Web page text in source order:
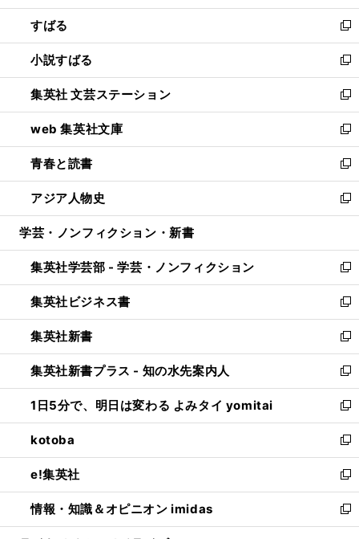
開
く
ウ
で
開
く
ン
ド
ウ
で
開
く
すばる
新
し
い
ウ
ィ
ン
ド
ウ
で
開
く
小説すばる
新
し
い
ウ
ィ
ン
ド
ウ
で
開
集英社 文芸ステーション
新
し
い
ウ
ィ
ン
ド
ウ
開
く
web 集英社文庫
新
し
い
ウ
ィ
ン
ウ
で
開
く
青春と読書
新
し
い
ウ
ン
ド
ウ
で
開
く
アジア人物史
新
し
ウ
ィ
ン
ド
ウ
で
開
く
学芸・ノンフィクション・新書
集英社学芸部 - 学芸・ノンフィクション
新
し
い
ウ
ィ
ン
ド
ウ
で
開
く
集英社ビジネス書
新
し
い
ウ
ィ
ン
ド
ウ
で
開
く
集英社新書
新
し
い
ウ
ィ
ン
ド
ウ
で
開
く
集英社新書プラス - 知の水先案内人
新
し
い
ウ
ィ
ン
ド
ウ
で
開
1日5分で、明日は変わる よみタイ yomitai
新
し
い
ウ
ィ
ン
ド
ウ
kotoba
新
し
い
ウ
ィ
ン
e!集英社
新
し
い
ウ
情報・知識＆オピニオン imidas
新
し